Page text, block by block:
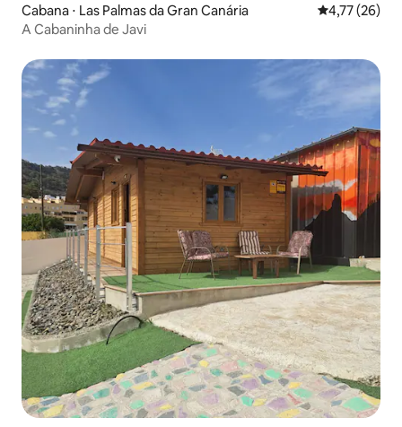
Cabana ⋅ Las Palmas da Gran Canária 4,77 de uma
4,77 (26)
A Cabaninha de Javi